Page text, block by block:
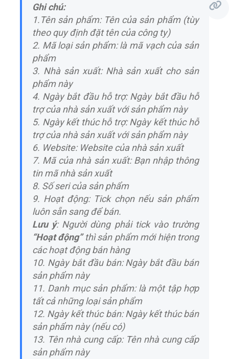
Ghi chú:
1.Tên sản phẩm: Tên của sản phẩm (tùy
theo quy định đặt tên của công ty)
2. Mã loại sản phẩm: là mã vạch của sản
phẩm
3. Nhà sản xuất: Nhà sản xuất cho sản
phẩm này
4. Ngày bắt đầu hỗ trợ: Ngày bắt đầu hỗ
trợ của nhà sản xuất với sản phẩm này
5. Ngày kết thúc hỗ trợ: Ngày kết thúc hỗ
trợ của nhà sản xuất với sản phẩm này
6. Website: Website của nhà sản xuất
7. Mã của nhà sản xuất: Bạn nhập thông
tin mã nhà sản xuất
8. Số seri của sản phẩm
9. Hoạt động: Tick chọn nếu sản phẩm
luôn sẵn sang để bán.
Lưu ý: Người dùng phải tick vào trường
“Hoạt động” thì sản phẩm mới hiện trong
các hoạt động bán hàng
10. Ngày bắt đầu bán: Ngày bắt đầu bán
sản phẩm này
11. Danh mục sản phẩm: là một tập hợp
tất cả những loại sản phẩm
12. Ngày kết thúc bán: Ngày kết thúc bán
sản phẩm này (nếu có)
13. Tên nhà cung cấp: Tên nhà cung cấp
sản phẩm này